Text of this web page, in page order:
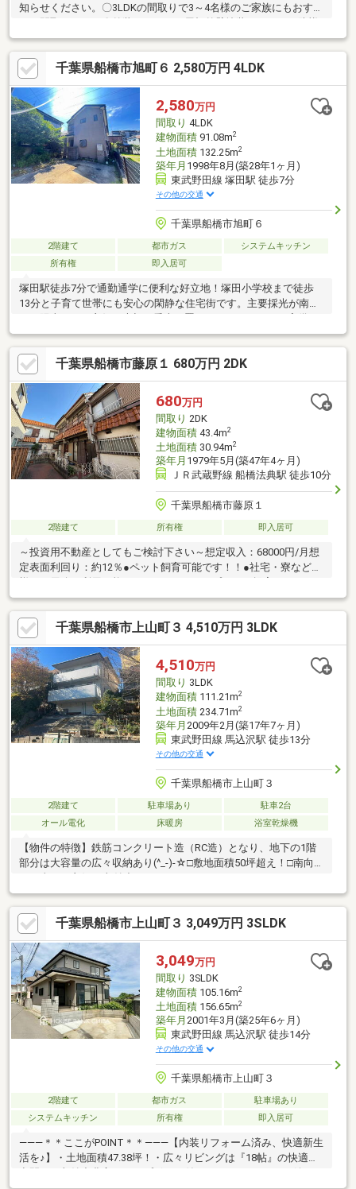
知らせください。〇3LDKの間取りで3～4名様のご家族にもおすす
工事、通水検査、砕石敷き込み、不要物撤去工事等〇内装リフォ
ーム玄関鍵交換、床フローリング重ね張り、クロス張替え・照明
器具交換水回り交換(キッチン、浴室、洗面化粧台、トイレ)・火
災報知機設置ドアホン交換・スイッチパネル交換・エアコン配
線、TVジャック設置、建具交換・建具クリーニング等※本物件は
住宅ローン減税が適用されます。詳しくはお問合せください。
千葉県船橋市旭町６ 2,580万円 4LDK
2,580万円
間取り 4LDK
建物面積91.08m2
土地面積132.25m2
築年月 1998年8月(築28年1ヶ月)
東武野田線 塚田駅 徒歩7分
その他の交通
千葉県船橋市旭町６
2階建て 都市ガス
システムキッチン
所有権
即入居可
塚田駅徒歩7分で通勤通学に便利な好立地！塚田小学校まで徒歩
13分と子育て世帯にも安心の閑静な住宅街です。主要採光が南向
ています♪■物件、住宅ローン、購入の流れなど、丁寧にわかりや
すくご説明致します。【優和住宅は地元市川市を中心に地域密着
30年。市川市・船橋市・松戸市の不動産のことならお任せ下さ
い。まずは、お気軽にご相談下さい！】■ご案内・物件詳細情報
記載パンフレットのご請求はお気軽にお問い合わせ下さい♪※メー
ルの場合：【資料請求】ボタンをクリックでお問い合わせ下さ
い。
千葉県船橋市藤原１ 680万円 2DK
680万円
間取り 2DK
建物面積43.4m2
土地面積30.94m2
築年月 1979年5月(築47年4ヶ月)
ＪＲ武蔵野線 船橋法典駅 徒歩10分
千葉県船橋市藤原１
2階建て 所有権 即入居可
～投資用不動産としてもご検討下さい～想定収入：68000円/月想
定表面利回り：約12％●ペット飼育可能です！！●社宅・寮など
す！●閑静な住宅街 近隣に公園もございます●スーパー・ドラッ
グストアが徒歩圏内の便利な立地※本物件は連棟式建物となりま
す。原則、本物件単体での解体・建て替えはできません。
千葉県船橋市上山町３ 4,510万円 3LDK
4,510万円
間取り 3LDK
建物面積111.21m2
土地面積234.71m2
築年月 2009年2月(築17年7ヶ月)
東武野田線 馬込沢駅 徒歩13分
その他の交通
千葉県船橋市上山町３
2階建て 駐車場あり
駐車2台
オール電化
床暖房 浴室乾燥機
【物件の特徴】鉄筋コンクリート造（RC造）となり、地下の1階
部分は大容量の広々収納あり(^_-)-☆□敷地面積50坪超え！□南向き
並列2台駐車可能♪【周辺環境】◯法典小学校：徒歩8分◯旭中学
校：徒歩2分◯コスモス幼稚園：徒歩5分◯馬込沢雲母保育園：
徒歩7分◯ヨークマート藤原店：徒歩16分◯セブンイレブン船橋
馬込沢店：徒歩10分◯ウエルシア船橋藤原店：徒歩7分ご内覧の
際は、事前にご連絡下さいませ。居住中の為、内覧調整が必要と
なります。予めご了承下さい。
千葉県船橋市上山町３ 3,049万円 3SLDK
3,049万円
間取り 3SLDK
建物面積105.16m2
土地面積156.65m2
築年月 2001年3月(築25年6ヶ月)
東武野田線 馬込沢駅 徒歩14分
その他の交通
千葉県船橋市上山町３
2階建て 都市ガス
駐車場あり
システムキッチン
所有権 即入居可
―――＊＊ここがPOINT＊＊―――【内装リフォーム済み、快適新生
活を♪】・土地面積47.38坪！・広々リビングは『18帖』の快適大